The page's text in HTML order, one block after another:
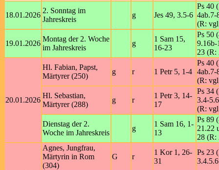
18.01.2026
2. Sonntag im
Jahreskreis
g Jes 49, 3.5-6
Ps 40
4ab.7-
(R:
19.01.2026
Montag der 2. Woche
im Jahreskreis
g
1 Sam 15,
16-23
Ps 50
9.16b-
23 (R:
20.01.2026
Hl. Fabian, Papst,
Märtyrer (250)
g r 1 Petr 5, 1-4
Ps 40
4ab.7-
(R:
Hl. Sebastian,
Märtyrer (288)
g r
1 Petr 3, 14-
17
Ps 34
3.4-
(R:
Dienstag der 2.
Woche im Jahreskreis
g
1 Sam 16, 1-
13
Ps 89
21.22
28 (R:
Agnes, Jungfrau,
Märtyrin in Rom
(304)
G r
1 Kor 1, 26-
31
Ps 23